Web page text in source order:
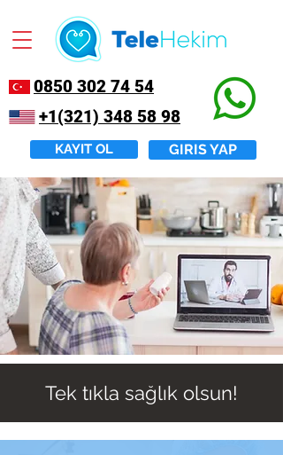
0850 302 74 54
+1(321) 348 58 98
KAYIT OL GIRIS YAP
Tek tıkla sağlık olsun!